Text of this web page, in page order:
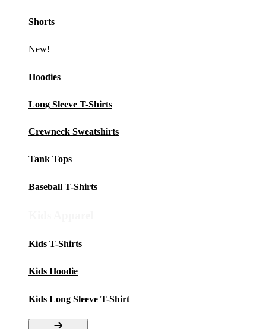
Shorts
New!
Hoodies
Long Sleeve T-Shirts
Crewneck Sweatshirts
Tank Tops
Baseball T-Shirts
Kids T-Shirts
Kids Hoodie
Kids Long Sleeve T-Shirt